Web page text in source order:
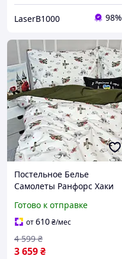
LaserB1000 98%
Постельное Белье
Самолеты Ранфорс Хаки
Літачки Ранфорс Хакі
Готово к отправке
от610₴/мес
3 659₴
4 599 ₴